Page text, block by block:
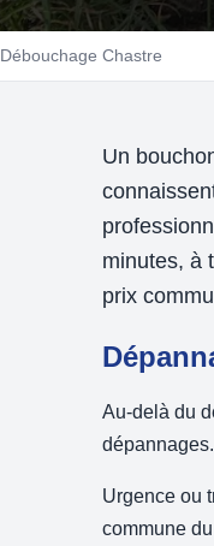
Débouchage Chastre
Un
minutes, à
prix
Au-delà du
dépannages.
Urgence ou
commune